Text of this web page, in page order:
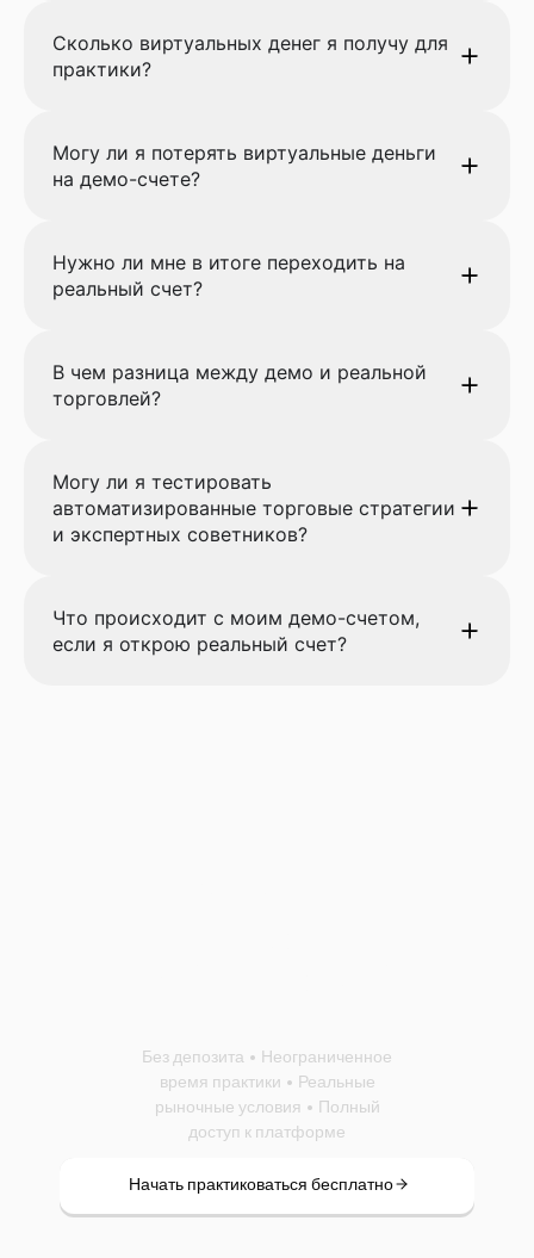
Сколько виртуальных денег я получу для
практики?
Могу ли я потерять виртуальные деньги
на демо-счете?
Нужно ли мне в итоге переходить на
реальный счет?
В чем разница между демо и реальной
торговлей?
Могу ли я тестировать
автоматизированные торговые стратегии
и экспертных советников?
Что происходит с моим демо-счетом,
если я открою реальный счет?
Без депозита • Неограниченное
время практики • Реальные
рыночные условия • Полный
доступ к платформе
Начать практиковаться бесплатно